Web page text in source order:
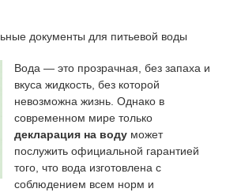
документы для питьевой воды
Вода — это прозрачная, без запаха и
вкуса жидкость, без которой
невозможна жизнь. Однако в
современном мире только
декларация на воду может
послужить официальной гарантией
того, что вода изготовлена с
соблюдением всем норм и